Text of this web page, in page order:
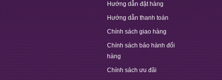
Hướng dẫn đặt hàng
Hướng dẫn thanh toán
Chính sách giao hàng
Chính sách bảo hành đổi
hàng
Chính sách ưu đãi